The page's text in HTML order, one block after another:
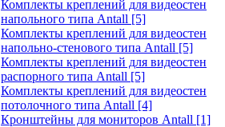
Комплекты креплений для видеостен
напольного типа Antall [5]
Комплекты креплений для видеостен
напольно-стенового типа Antall [5]
Комплекты креплений для видеостен
распорного типа Antall [5]
Комплекты креплений для видеостен
потолочного типа Antall [4]
Кронштейны для мониторов Antall [1]